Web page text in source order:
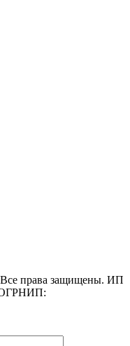
права защищены. ИП
ОГРНИП: